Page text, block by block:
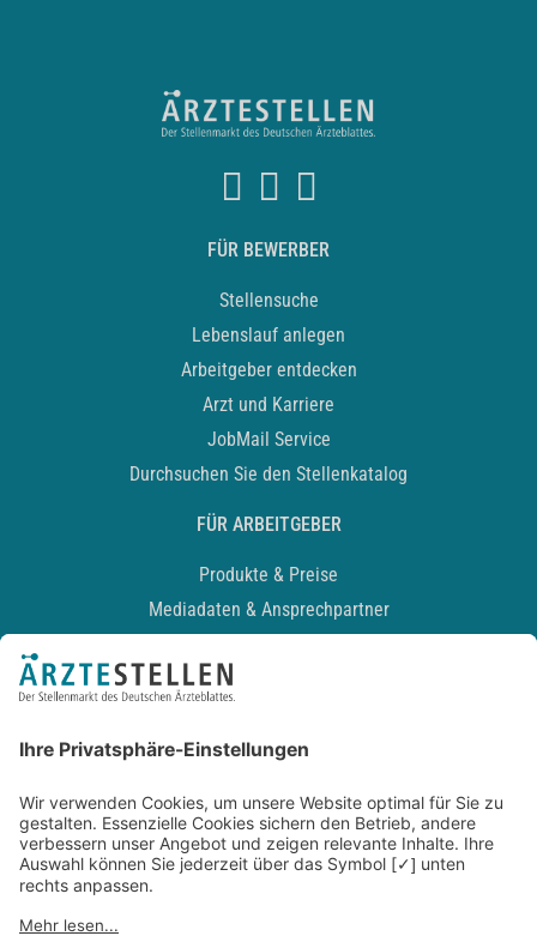
FÜR BEWERBER
Stellensuche
Lebenslauf anlegen
Arbeitgeber entdecken
Arzt und Karriere
JobMail Service
Durchsuchen Sie den Stellenkatalog
FÜR ARBEITGEBER
Produkte & Preise
Mediadaten & Ansprechpartner
Recruiting-Podcast
Kontakt
Datenschutz